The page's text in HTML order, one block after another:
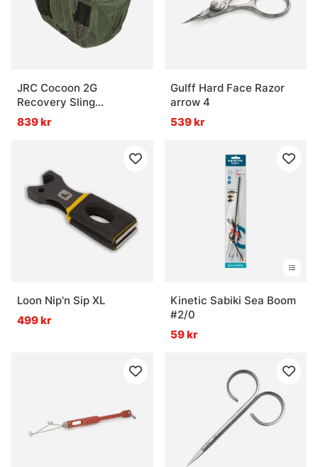
JRC Cocoon 2G
Recovery Sling
122x87x50cm
839 kr
Gulff Hard Face Razor
arrow 4
539 kr
Loon Nip'n Sip XL
499 kr
Kinetic Sabiki Sea Boom
#2/0
59 kr